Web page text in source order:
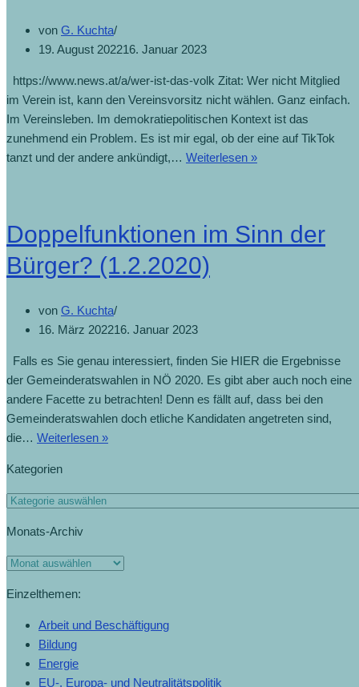
von G. Kuchta
19. August 202216. Januar 2023
https://www.news.at/a/wer-ist-das-volk Zitat: Wer nicht Mitglied
im Verein ist, kann den Vereinsvorsitz nicht wählen. Ganz einfach.
Im Vereinsleben. Im demokratiepolitischen Kontext ist das
zunehmend ein Problem. Es ist mir egal, ob der eine auf TikTok
tanzt und der andere ankündigt,… Weiterlesen »
Doppelfunktionen im Sinn der
Bürger? (1.2.2020)
von G. Kuchta
16. März 202216. Januar 2023
Falls es Sie genau interessiert, finden Sie HIER die Ergebnisse
der Gemeinderatswahlen in NÖ 2020. Es gibt aber auch noch eine
andere Facette zu betrachten! Denn es fällt auf, dass bei den
Gemeinderatswahlen doch etliche Kandidaten angetreten sind,
die… Weiterlesen »
Kategorien
Monats-Archiv
Einzelthemen:
Arbeit und Beschäftigung
Bildung
Energie
EU-, Europa- und Neutralitätspolitik